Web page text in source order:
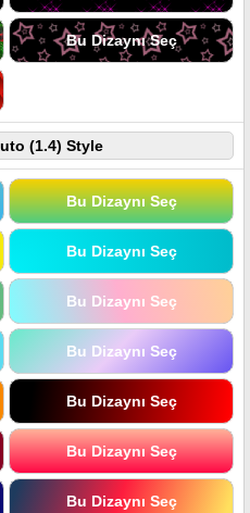
Bu Dizaynı Seç
(1.4) Style
Bu Dizaynı Seç
Bu Dizaynı Seç
Bu Dizaynı Seç
Bu Dizaynı Seç
Bu Dizaynı Seç
Bu Dizaynı Seç
Bu Dizaynı Seç